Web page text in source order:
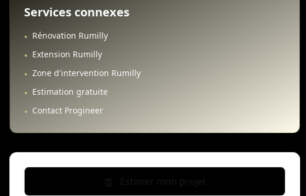
Services connexes
• Rénovation Rumilly
• Extension Rumilly
• Zone d'intervention Rumilly
• Estimation gratuite
• Contact Progineer